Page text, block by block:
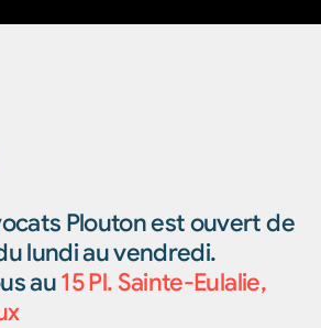
Plouton est ouvert de
lundi au vendredi.
au15 Pl. Sainte-Eulalie,